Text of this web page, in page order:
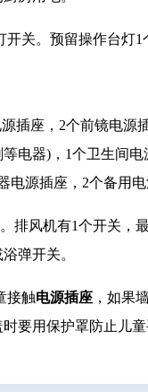
关。预留操作台灯1
插座，2个前镜电源
电器)，1个卫生间
电源插座，2个备用电
排风机有1个开关，
弹开关。
接触电源插座 ，如果
要用保护罩防止儿